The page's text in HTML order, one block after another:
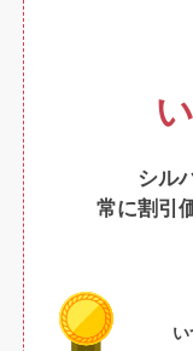
シル
常に割引